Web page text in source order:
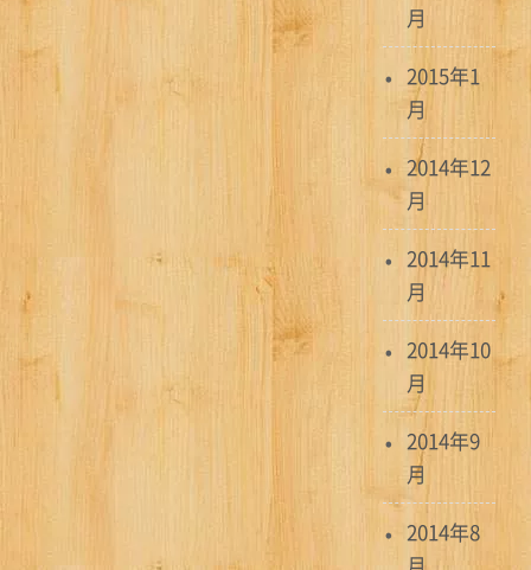
月
2015年1
月
2014年12
月
2014年11
月
2014年10
月
2014年9
月
2014年8